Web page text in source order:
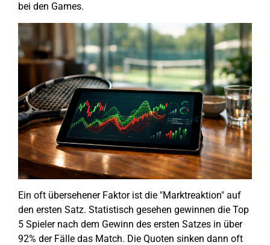
bei den Games.
Ein oft übersehener Faktor ist die "Marktreaktion" auf
den ersten Satz. Statistisch gesehen gewinnen die Top
5 Spieler nach dem Gewinn des ersten Satzes in über
92% der Fälle das Match. Die Quoten sinken dann oft